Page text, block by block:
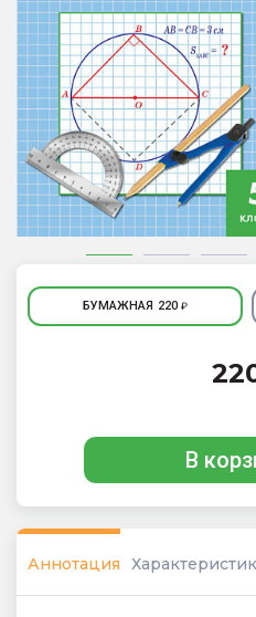
БУМАЖНАЯ 220 ₽
В
Аннотация